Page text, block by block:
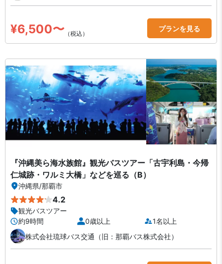
¥6,500〜 （税込）
プランを見る
『沖縄美ら海水族館』観光バスツアー「古宇利島・今帰
仁城跡・ワルミ大橋」などを巡る（B）
沖縄県/那覇市
4.2
観光バスツアー
約9時間
0歳以上
1名以上
株式会社琉球バス交通（旧：那覇バス株式会社）